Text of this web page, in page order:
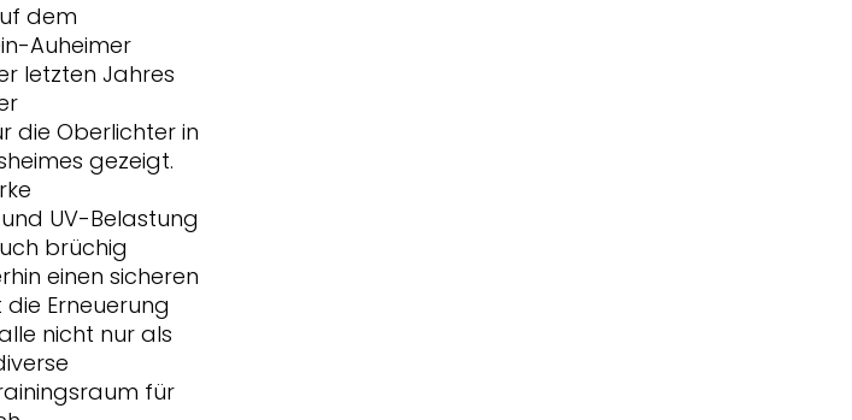
dem
Auheimer
letzten Jahres
die Oberlichter in
gezeigt.
UV-Belastung
brüchig
einen sicheren
Erneuerung
nicht nur als
für